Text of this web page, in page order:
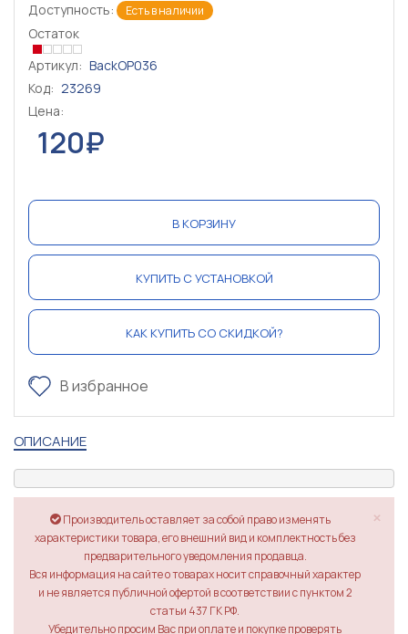
Доступность: Есть в наличии
Остаток
Артикул: BackOP036
Код: 23269
Цена:
120₽
В КОРЗИНУ
КУПИТЬ С УСТАНОВКОЙ
КАК КУПИТЬ СО СКИДКОЙ?
В избранное
ОПИСАНИЕ
×
Производитель оставляет за собой право изменять
характеристики товара, его внешний вид и комплектность без
предварительного уведомления продавца.
Вся информация на сайте о товарах носит справочный характер
и не является публичной офертой в соответствии с пунктом 2
статьи 437 ГК РФ.
Убедительно просим Вас при оплате и покупке проверять